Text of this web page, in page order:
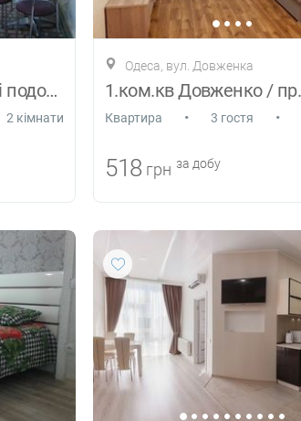
Здам свою дачу в Одесі подобово
2 кімнати
Одеса, вул. Довженка
Квартира • 3 гостя •
518 грн за добу